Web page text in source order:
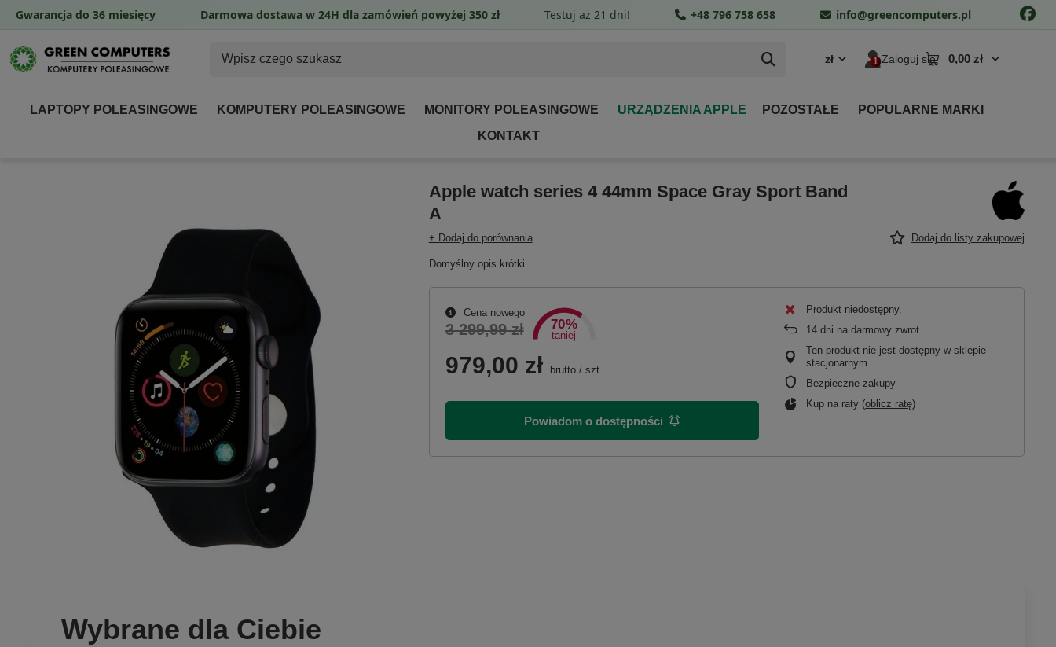
zł Zaloguj się 0,00 zł
LAPTOPY POLEASINGOWE KOMPUTERY POLEASINGOWE MONITORY POLEASINGOWE URZĄDZENIA APPLE POZOSTAŁE
POPULARNE MARKI
KONTAKT
Apple watch series 4 44mm Space Gray Sport Band
A
+ Dodaj do porównania Dodaj do listy zakupowej
Domyślny opis krótki
Cena nowego
3 299,99 zł 70%
taniej
979,00 zł brutto/ szt.
Powiadom o dostępności
Produkt niedostępny
14 dni na darmowy zwrot
Ten produkt nie jest dostępny w sklepie
stacjonarnym
Bezpieczne zakupy
Kup na raty (oblicz ratę)
Wybrane dla Ciebie
Gwarancja do 36 miesięcy Darmowa dostawa w 24H dla zamówień powyżej 350 zł Testuj aż 21 dni! +48 796 758 658 info@greencomputers.pl